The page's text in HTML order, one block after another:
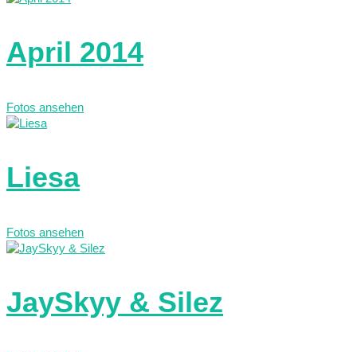
April 2014
Fotos ansehen
Liesa
Fotos ansehen
JaySkyy & Silez